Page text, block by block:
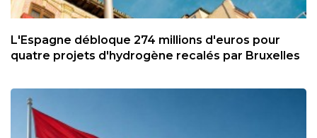
L'Espagne débloque 274 millions d'euros pour
quatre projets d'hydrogène recalés par Bruxelles